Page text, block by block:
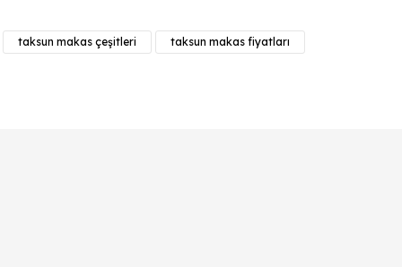
taksun makas çeşitleri
taksun makas fiyatları